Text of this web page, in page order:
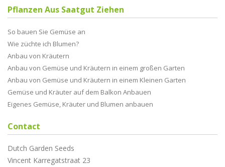
Pflanzen Aus Saatgut Ziehen
So bauen Sie Gemüse an
Wie züchte ich Blumen?
Anbau von Kräutern
Anbau von Gemüse und Kräutern in einem großen Garten
Anbau von Gemüse und Kräutern in einem Kleinen Garten
Gemüse und Kräuter auf dem Balkon Anbauen
Eigenes Gemüse, Kräuter und Blumen anbauen
Contact
Dutch Garden Seeds
Vincent Karregatstraat 23